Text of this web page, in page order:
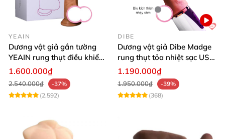
YEAIN
Dương vật giả gắn tường
YEAIN rung thụt điều khiển
từ xa tỏa nhiệt
1.600.000₫
2.540.000₫
-37%
(2,592)
DIBE
Dương vật giả Dibe Madge
rung thụt tỏa nhiệt sạc USB
siêu mềm mại
1.190.000₫
1.950.000₫
-39%
(368)